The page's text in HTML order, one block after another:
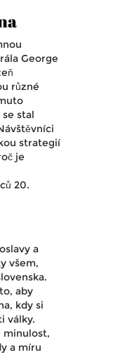
George
různé
stal
strategií
je
20.
a
všem,
aby
kdy si
války.
minulost,
a míru